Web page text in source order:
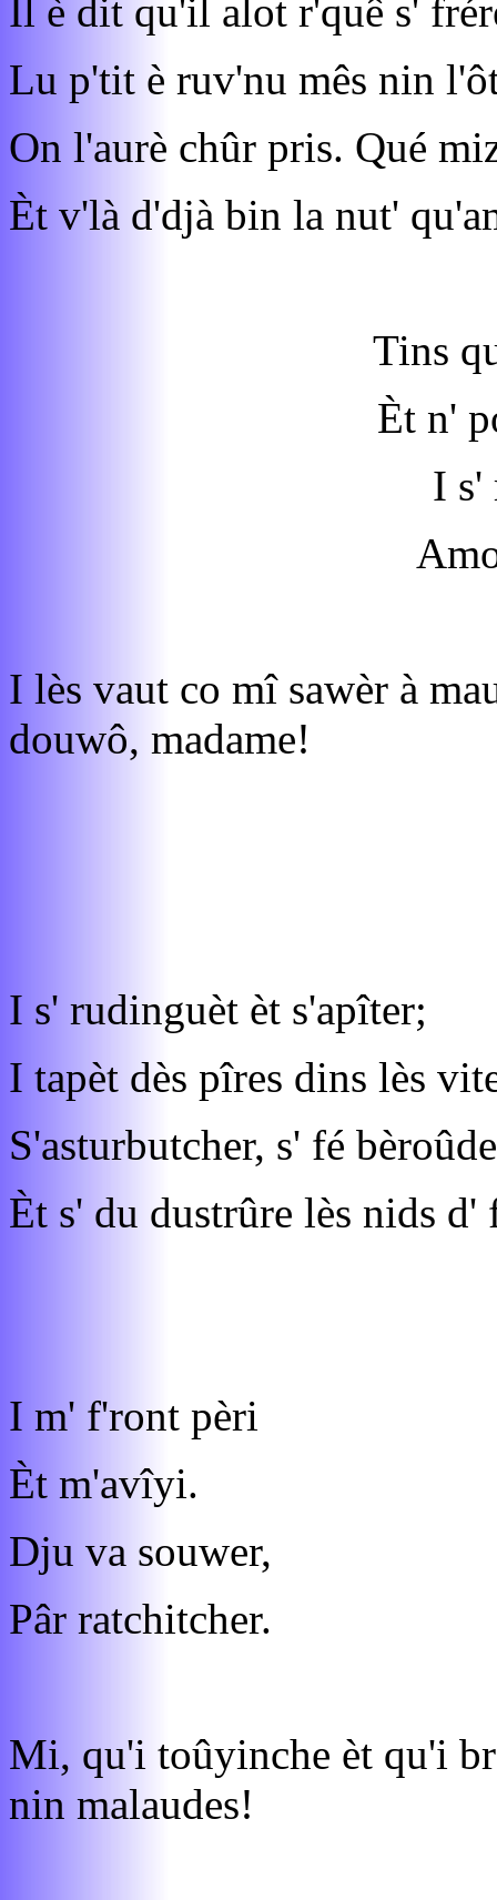
Il è dit qu'il alot r'quê s'
Lu p'tit è ruv'nu mês nin
On l'aurè chûr pris. Qué
Èt v'là d'djà bin la nut'
Tins
Èt n'
I s'
I lès vaut co mî sawèr à
douwô, madame!
I s' rudinguèt èt s'apîter;
I tapèt dès pîres dins lès
S'asturbutcher, s' fé
Èt s' du dustrûre lès nids d'
I m' f'ront pèri
Èt m'avîyi.
Dju va souwer,
Pâr ratchitcher.
Mi, qu'i toûyinche èt qu'i
nin malaudes!